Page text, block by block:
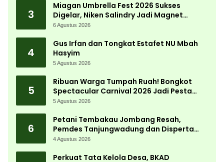
3
Miagan Umbrella Fest 2026 Sukses
Digelar, Niken Salindry Jadi Magnet
Ribuan Pengunjung
6 Agustus 2026
4
Gus Irfan dan Tongkat Estafet NU Mbah
Hasyim
5 Agustus 2026
5
Ribuan Warga Tumpah Ruah! Bongkot
Spectacular Carnival 2026 Jadi Pesta
Kemerdekaan Terbesar di Peterongan
5 Agustus 2026
6
Petani Tembakau Jombang Resah,
Pemdes Tanjungwadung dan Disperta
Bergerak Cepat
4 Agustus 2026
Perkuat Tata Kelola Desa, BKAD